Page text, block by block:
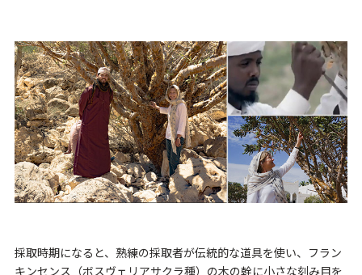
採取時期になると、熟練の採取者が伝統的な道具を使い、フラン
キンセンス（ボスヴェリアサクラ種）の木の幹に小さな刻み目を